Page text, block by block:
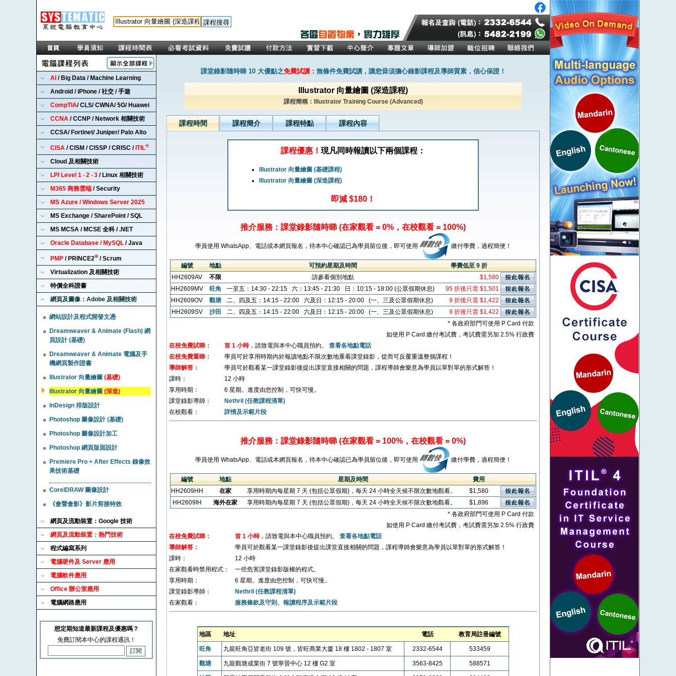
AI / Big Data / Machine Learning
Android / iPhone / 社交 / 手遊
CompTIA/ CLS/ CWNA/ 5G/ Huawei
CCNA / CCNP / Network 相關技術
CCSA/ Fortinet/ Juniper/ Palo Alto
CISA / CISM / CISSP / CRISC / ITIL®
Cloud 及相關技術
LPI Level 1 ‧ 2 ‧ 3 / Linux 相關技術
M365 商務雲端 / Security
MS Azure / Windows Server 2025
MS Exchange / SharePoint / SQL
MS MCSA / MCSE 全科 / .NET
Oracle Database / MySQL / Java
PMP / PRINCE2®/ Scrum
Virtualization 及相關技術
特價全科證書
網頁及圖像：Adobe 及相關技術
網站設計及程式開發文憑
Dreamweaver & Animate (Flash) 網
頁設計 (基礎)
Dreamweaver & Animate 電腦及手
機網頁製作證書
Illustrator 向量繪圖 (基礎)
Illustrator 向量繪圖 (深造)
InDesign 排版設計
Photoshop 圖像設計 (基礎)
Photoshop 圖像設計加工
Photoshop 網頁版面設計
Premiere Pro + After Effects 錄像效
果技術基礎
CorelDRAW 圖像設計
《會聲會影》影片剪接特效
網頁及流動裝置：Google 技術
網頁及流動裝置：熱門技術
程式編寫系列
電腦硬件及 Server 應用
電腦軟件應用
Office 辦公室應用
電腦網路應用
想定期知道最新課程及優惠嗎？
免費訂閱本中心的課程通訊！
課堂錄影隨時睇 10 大優點之免費試讀：無條件免費試讀，讓您毋須擔心錄影課程及導師質素，信心保證！
Illustrator 向量繪圖 (深造課程)
課程簡稱：Illustrator Training Course (Advanced)
課程時間 課程簡介 課程特點 課程內容
課程優惠！ 現凡同時報讀以下兩個課程：
Illustrator 向量繪圖 (基礎課程)
Illustrator 向量繪圖 (深造課程)
即減 $180！
推介服務：課堂錄影隨時睇 (在家觀看 = 0%，在校觀看 = 100%)
學員使用 WhatsApp、電話或本網頁報名，待本中心確認已為學員留位後，即可使用 繳付學費，過程簡便！
編號 地點 可預約星期及時間
學費低至 9 折
HH2609AV
不限 請參看個別地點
$1,580
HH2609MV
旺角 一至五：14:30 - 22:15 六：13:45 - 21:30 日：10:15 - 18:00 (公眾假期休息)
95 折後只需 $1,501
HH2609OV
觀塘 二、四及五：14:15 - 22:00 六及日：12:15 - 20:00 (一、三及公眾假期休息)
9 折後只需 $1,422
HH2609SV
沙田 二、四及五：14:15 - 22:00 六及日：12:15 - 20:00 (一、三及公眾假期休息)
9 折後只需 $1,422
* 各政府部門可使用 P Card 付款
如使用 P Card 繳付考試費，考試費需另加 2.5% 行政費
在校免費試睇：
首 1 小時，請致電與本中心職員預約。 查看各地點電話
在校免費重睇：
學員可於享用時期內於報讀地點不限次數地重看課堂錄影，從而可反覆重溫整個課程！
導師解答：
學員可於觀看某一課堂錄影後提出課堂直接相關的問題，課程導師會樂意為學員以單對單的形式解答！
課時：
12 小時
享用時期：
6 星期。進度由您控制，可快可慢。
課堂錄影導師：
Nethril (任教課程清單)
在校觀看：
詳情及示範片段
推介服務：課堂錄影隨時睇 (在家觀看 = 100%，在校觀看 = 0%)
學員使用 WhatsApp、電話或本網頁報名，待本中心確認已為學員留位後，即可使用 繳付學費，過程簡便！
編號 地點 星期及時間
費用
HH2609HH
在家 享用時期內每星期 7 天 (包括公眾假期)，每天 24 小時全天候不限次數地觀看。
$1,580
HH2609IH
海外在家 享用時期內每星期 7 天 (包括公眾假期)，每天 24 小時全天候不限次數地觀看。
$1,896
* 各政府部門可使用 P Card 付款
如使用 P Card 繳付考試費，考試費需另加 2.5% 行政費
在校免費試睇：
首 1 小時，請致電與本中心職員預約。 查看各地點電話
導師解答：
學員可於觀看某一課堂錄影後提出課堂直接相關的問題，課程導師會樂意為學員以單對單的形式解答！
課時：
12 小時
在家觀看時禁用程式：
一些危害課堂錄影版權的程式。
享用時期：
6 星期。進度由您控制，可快可慢。
課堂錄影導師：
Nethril (任教課程清單)
在家觀看：
服務條款及守則、報讀程序及示範片段
地區 地址 電話 教育局註冊編號
旺角 九龍旺角亞皆老街 109 號，皆旺商業大廈 18 樓 1802 - 1807 室 2332-6544 533459
觀塘 九龍觀塘成業街 7 號寧晉中心 12 樓 G2 室 3563-8425 588571